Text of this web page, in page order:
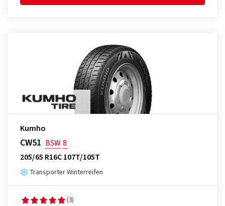
Kumho
CW51 BSW8
205/65 R16C 107T/105T
Transporter Winterreifen
(3)